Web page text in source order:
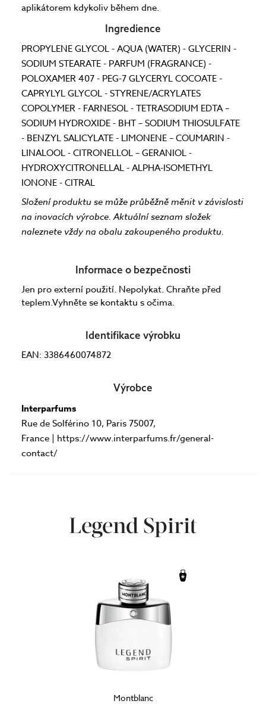
aplikátorem kdykoliv během dne.
Ingredience
PROPYLENE GLYCOL - AQUA (WATER) - GLYCERIN -
SODIUM STEARATE - PARFUM (FRAGRANCE) -
POLOXAMER 407 - PEG-7 GLYCERYL COCOATE -
CAPRYLYL GLYCOL - STYRENE/ACRYLATES
COPOLYMER - FARNESOL - TETRASODIUM EDTA –
SODIUM HYDROXIDE - BHT – SODIUM THIOSULFATE
- BENZYL SALICYLATE - LIMONENE – COUMARIN -
LINALOOL - CITRONELLOL – GERANIOL -
HYDROXYCITRONELLAL - ALPHA-ISOMETHYL
IONONE - CITRAL
Složení produktu se může průběžně měnit v závislosti
na inovacích výrobce. Aktuální seznam složek
naleznete vždy na obalu zakoupeného produktu.
Informace o bezpečnosti
Jen pro externí použití. Nepolykat. Chraňte před
teplem.Vyhněte se kontaktu s očima.
Identifikace výrobku
EAN: 3386460074872
Výrobce
Interparfums
Rue de Solférino 10, Paris 75007,
France | https://www.interparfums.fr/general-
contact/
Legend Spirit
Montblanc